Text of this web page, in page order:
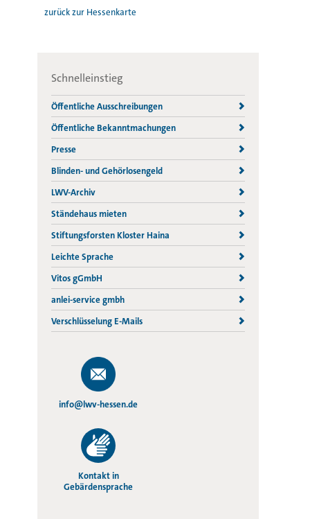
zurück zur Hessenkarte
Schnelleinstieg
Öffentliche Ausschreibungen
Öffentliche Bekanntmachungen
Presse
Blinden- und Gehörlosengeld
LWV-Archiv
Ständehaus mieten
Stiftungsforsten Kloster Haina
Leichte Sprache
Vitos gGmbH
anlei-service gmbh
Verschlüsselung E-Mails
info@lwv-hessen.de
Kontakt in
Gebärdensprache